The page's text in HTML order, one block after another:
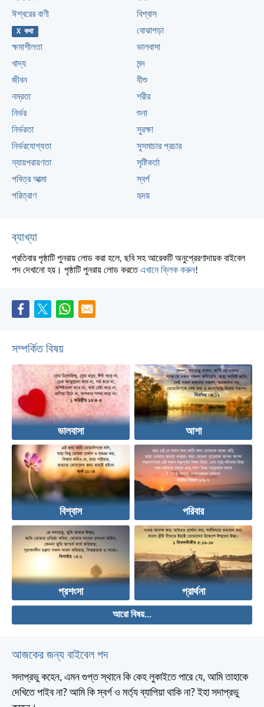
ঈশ্বরের বাণী
X কথা
ক্ষমাশীলতা
খাদ্য
জীবন
নম্রতা
নির্ভর
নির্ভরতা
নির্ভরযোগ্যতা
ন্যায়পরায়ণতা
পবিত্র আত্মা
পরিত্রাণ
বিশ্বাস
বোঝাপড়া
ভালবাসা
মন্দ
যীশু
শরীর
শুনা
সুরক্ষা
সুসমাচার প্রচার
সৃষ্টিকর্তা
স্বর্গ
হৃদয়
ব্যাখ্যা
প্রতিবার পৃষ্ঠাটি পুনরায় লোড করা হলে, ছবি সহ আরেকটি অনুপ্রেরণাদায়ক বাইবেল
পদ দেখানো হয়। পৃষ্ঠাটি পুনরায় লোড করতেএখানে ক্লিক করুন!
সম্পর্কিত বিষয়
ভালবাসা আশা
বিশ্বাস পরিবার
প্রশংসা প্রার্থনা
আরো বিষয়...
আজকের জন্য বাইবেল পদ
সদাপ্রভু কহেন, এমন গুপ্ত স্থানে কি কেহ লুকাইতে পারে যে, আমি তাহাকে
দেখিতে পাইব না? আমি কি স্বর্গ ও মর্ত্য ব্যাপিয়া থাকি না? ইহা সদাপ্রভু